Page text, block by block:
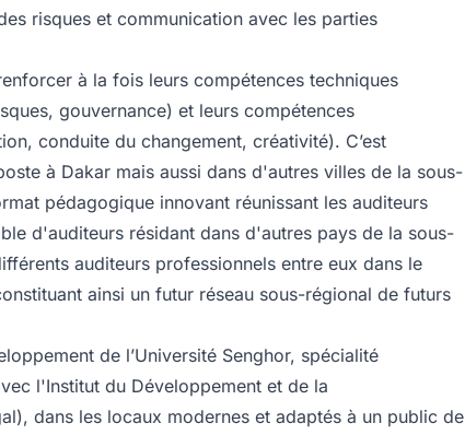
risques et communication avec les parties
à la fois leurs compétences techniques
gouvernance) et leurs compétences
conduite du changement, créativité). C’est
à Dakar mais aussi dans d'autres villes de la sous-
pédagogique innovant réunissant les auditeurs
d'auditeurs résidant dans d'autres pays de la sous-
auditeurs professionnels entre eux dans le
ainsi un futur réseau sous-régional de futurs
de l’Université Senghor, spécialité
l'Institut du Développement et de la
dans les locaux modernes et adaptés à un public de